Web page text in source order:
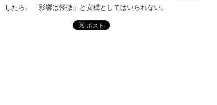
したら、「影響は軽微」と安穏としてはいられない。